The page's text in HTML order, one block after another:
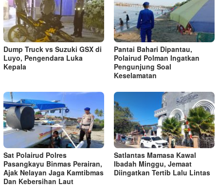
Dump Truck vs Suzuki GSX di
Luyo, Pengendara Luka
Kepala
Pantai Bahari Dipantau,
Polairud Polman Ingatkan
Pengunjung Soal
Keselamatan
Sat Polairud Polres
Pasangkayu Binmas Perairan,
Ajak Nelayan Jaga Kamtibmas
Dan Kebersihan Laut
Satlantas Mamasa Kawal
Ibadah Minggu, Jemaat
Diingatkan Tertib Lalu Lintas